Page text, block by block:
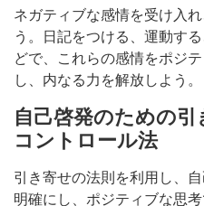
ネガティブな感情を受け入
う。日記をつける、運動す
どで、これらの感情をポジ
し、内なる力を解放しよう。
自己啓発のための
コントロール法
引き寄せの法則を利用し、
明確にし、ポジティブな思